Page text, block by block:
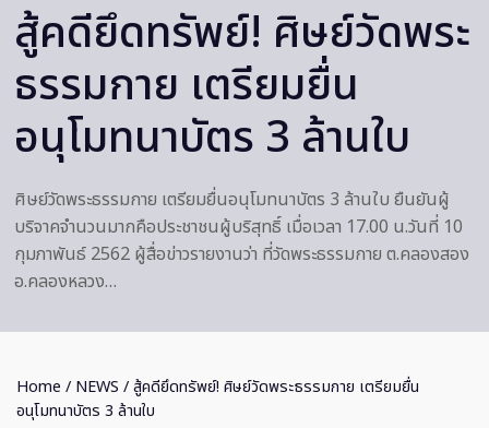
สู้คดียึดทรัพย์! ศิษย์วัดพระ
ธรรมกาย เตรียมยื่น
อนุโมทนาบัตร 3 ล้านใบ
ศิษย์วัดพระธรรมกาย เตรียมยื่นอนุโมทนาบัตร 3 ล้านใบ ยืนยันผู้
บริจาคจำนวนมากคือประชาชนผู้บริสุทธิ์ เมื่อเวลา 17.00 น.วันที่ 10
กุมภาพันธ์ 2562 ผู้สื่อข่าวรายงานว่า ที่วัดพระธรรมกาย ต.คลองสอง
อ.คลองหลวง…
Home / NEWS / สู้คดียึดทรัพย์! ศิษย์วัดพระธรรมกาย เตรียมยื่น
อนุโมทนาบัตร 3 ล้านใบ